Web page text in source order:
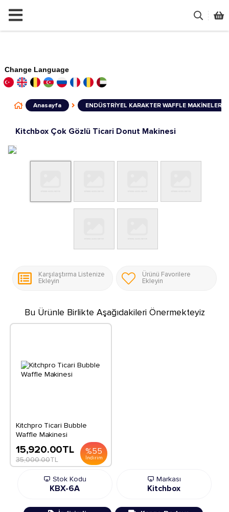
Change Language
Anasayfa ENDÜSTRİYEL KARAKTER WAFFLE MAKİNELERİ
Kitchbox Çok Gözlü Ticari Donut Makinesi
Karşılaştırma Listenize
Ekleyin
Ürünü Favorilere
Ekleyin
Bu Ürünle Birlikte Aşağıdakileri Önermekteyiz
Kitchpro Ticari Bubble
Waffle Makinesi
%55
İndirim
15,920.00TL
35,000.00TL
Stok Kodu
KBX-6A
Markası
Kitchbox